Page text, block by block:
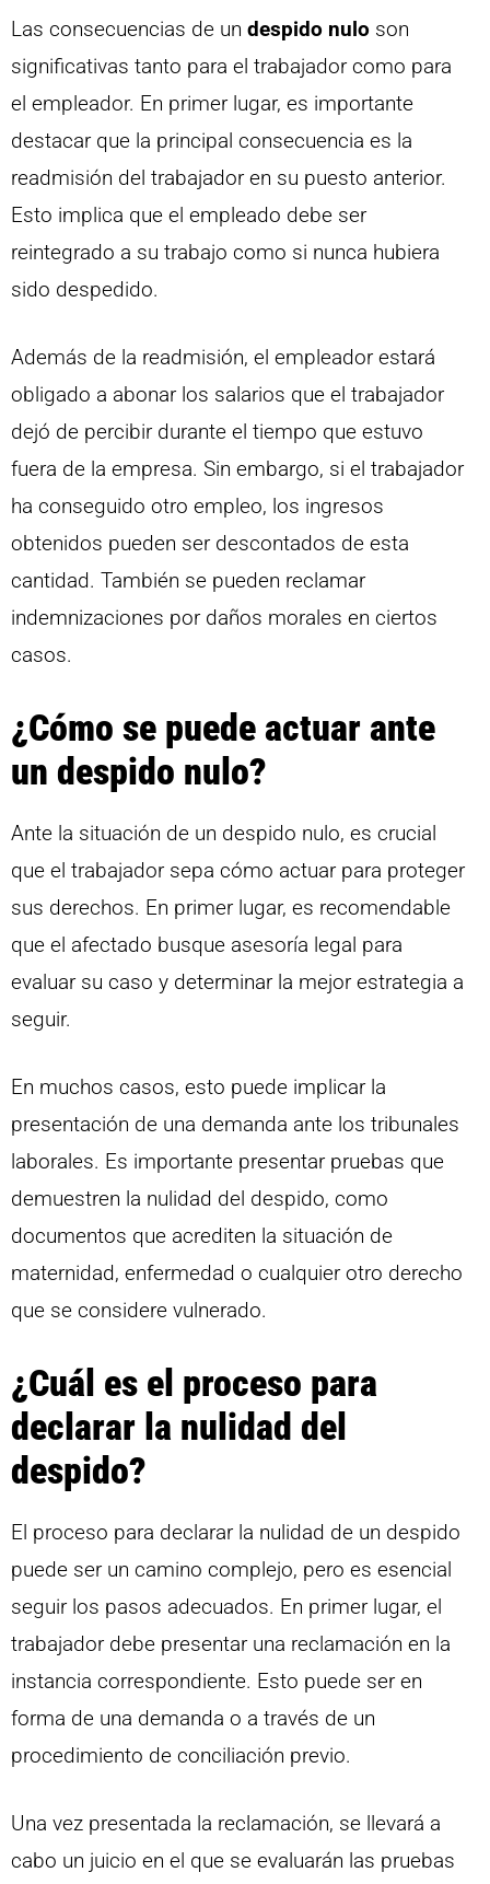
Las consecuencias de un despido nulo son
significativas tanto para el trabajador como para
el empleador. En primer lugar, es importante
destacar que la principal consecuencia es la
readmisión del trabajador en su puesto anterior.
Esto implica que el empleado debe ser
reintegrado a su trabajo como si nunca hubiera
sido despedido.
Además de la readmisión, el empleador estará
obligado a abonar los salarios que el trabajador
dejó de percibir durante el tiempo que estuvo
fuera de la empresa. Sin embargo, si el trabajador
ha conseguido otro empleo, los ingresos
obtenidos pueden ser descontados de esta
cantidad. También se pueden reclamar
indemnizaciones por daños morales en ciertos
casos.
¿Cómo se puede actuar ante
un despido nulo?
Ante la situación de un despido nulo, es crucial
que el trabajador sepa cómo actuar para proteger
sus derechos. En primer lugar, es recomendable
que el afectado busque asesoría legal para
evaluar su caso y determinar la mejor estrategia a
seguir.
En muchos casos, esto puede implicar la
presentación de una demanda ante los tribunales
laborales. Es importante presentar pruebas que
demuestren la nulidad del despido, como
documentos que acrediten la situación de
maternidad, enfermedad o cualquier otro derecho
que se considere vulnerado.
¿Cuál es el proceso para
declarar la nulidad del
despido?
El proceso para declarar la nulidad de un despido
puede ser un camino complejo, pero es esencial
seguir los pasos adecuados. En primer lugar, el
trabajador debe presentar una reclamación en la
instancia correspondiente. Esto puede ser en
forma de una demanda o a través de un
procedimiento de conciliación previo.
Una vez presentada la reclamación, se llevará a
cabo un juicio en el que se evaluarán las pruebas